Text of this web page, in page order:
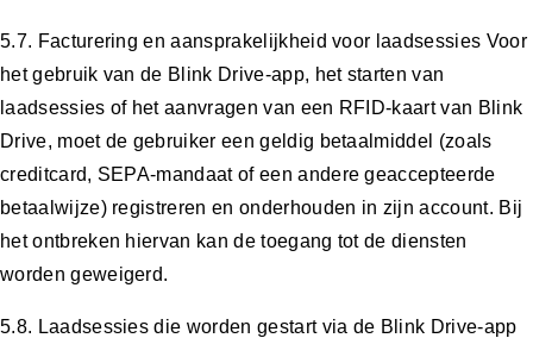
5.7. Facturering en aansprakelijkheid voor laadsessies Voor
het gebruik van de Blink Drive-app, het starten van
laadsessies of het aanvragen van een RFID-kaart van Blink
Drive, moet de gebruiker een geldig betaalmiddel (zoals
creditcard, SEPA-mandaat of een andere geaccepteerde
betaalwijze) registreren en onderhouden in zijn account. Bij
het ontbreken hiervan kan de toegang tot de diensten
worden geweigerd.
5.8. Laadsessies die worden gestart via de Blink Drive-app